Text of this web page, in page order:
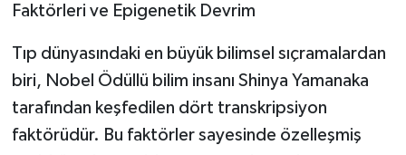
Faktörleri ve Epigenetik Devrim
Tıp dünyasındaki en büyük bilimsel sıçramalardan
biri, Nobel Ödüllü bilim insanı Shinya Yamanaka
tarafından keşfedilen dört transkripsiyon
faktörüdür. Bu faktörler sayesinde özelleşmiş